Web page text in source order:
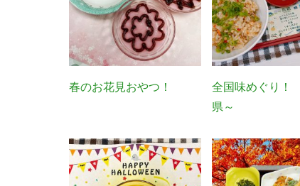
春のお花見おやつ！
全国味めぐり！
県～